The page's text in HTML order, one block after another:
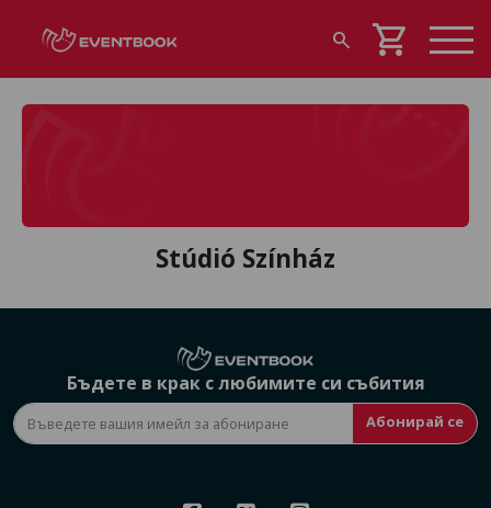
search shopping_cart
Stúdió Színház
Бъдете в крак с любимите си събития
Абонирай се